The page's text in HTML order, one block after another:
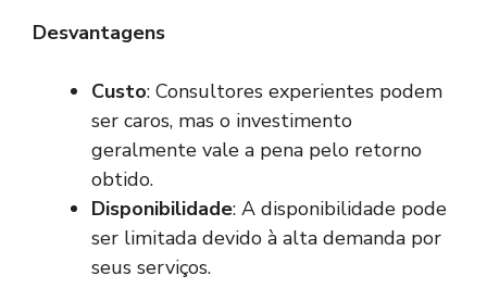
Desvantagens
Custo: Consultores experientes podem
ser caros, mas o investimento
geralmente vale a pena pelo retorno
obtido.
Disponibilidade: A disponibilidade pode
ser limitada devido à alta demanda por
seus serviços.